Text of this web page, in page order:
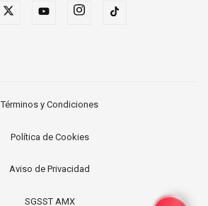
Términos y Condiciones
Política de Cookies
Aviso de Privacidad
SGSST AMX